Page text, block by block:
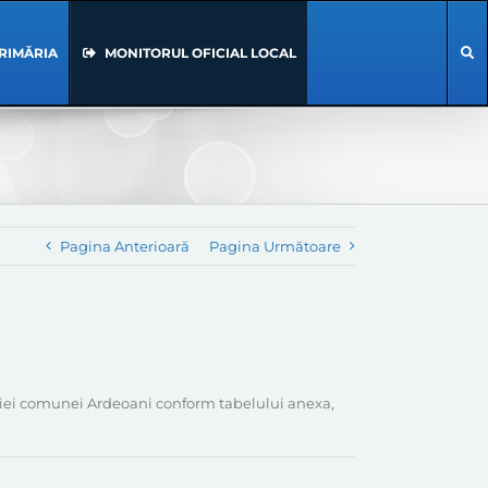
MONITORUL OFICIAL LOCAL
Pagina Anterioară Pagina Următoare
comunei Ardeoani conform tabelului anexa,